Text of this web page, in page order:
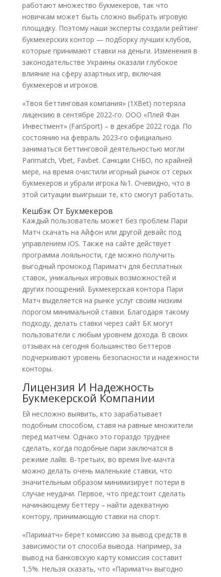
работают множество букмекеров, так что
новичкам может быть сложно выбрать игровую
площадку. Поэтому наши эксперты создали рейтинг
букмекерских контор — подборку лучших клубов,
которые принимают ставки на деньги. Изменения в
законодательстве Украины оказали глубокое
влияние на сферу азартных игр, включая
букмекеров и игроков.
«Твоя беттинговая компания» (1XBet) потеряла
лицензию в сентябре 2022-го. ООО «Плей Фан
Инвестмент» (FanSport) – в декабре 2022 года. По
состоянию на февраль 2023-го официально
заниматься беттинговой деятельностью могли
Parimatch, Vbet, Favbet. Санкции СНБО, по крайней
мере, на время очистили игорный рынок от серых
букмекеров и убрали игрока №1. Очевидно, что в
этой ситуации выигрыши те, кто смогут работать.
Кешбэк От Букмекеров
Каждый пользователь может без проблем Пари
Матч скачать на Айфон или другой девайс под
управлением iOS. Также на сайте действует
программа лояльности, где можно получить
выгодный промокод Париматч для бесплатных
ставок, уникальных игровых возможностей и
других поощрений. Букмекерская контора Пари
Матч выделяется на рынке услуг своим низким
порогом минимальной ставки. Благодаря такому
подходу, делать ставки через сайт БК могут
пользователи с любым уровнем дохода. В своих
отзывах на сегодня большинство беттеров
подчеркивают уровень безопасности и надежности
конторы.
Лицензия И Надежность
Букмекерской Компании
Ей несложно выявить, кто зарабатывает
подобным способом, ставя на равные множители
перед матчем. Однако это гораздо труднее
сделать, когда подобные пари заключатся в
режиме лайв. В-третьих, во время live-мачта
можно делать очень маленькие ставки, что
значительным образом минимизирует потери в
случае неудачи. Первое, что предстоит сделать
начинающему беттеру – найти адекватную
контору, принимающую ставки на спорт.
«Париматч» берет комиссию за вывод средств в
зависимости от способа вывода. Например, за
вывод на банковскую карту комиссия составит
1,5%. Нельзя сказать, что «Париматч» выгодно